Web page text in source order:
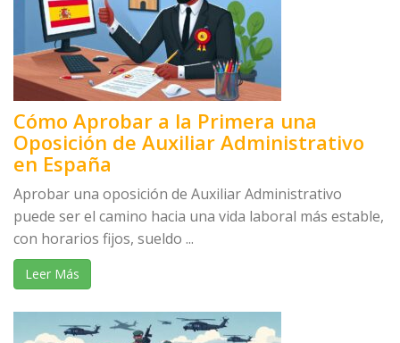
Cómo Aprobar a la Primera una
Oposición de Auxiliar Administrativo
en España
Aprobar una oposición de Auxiliar Administrativo
puede ser el camino hacia una vida laboral más estable,
con horarios fijos, sueldo ...
Leer Más